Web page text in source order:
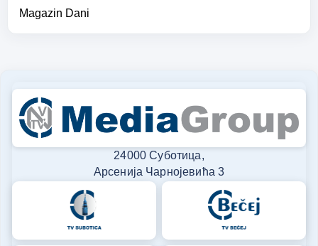
Magazin Dani
24000 Суботица,
Арсенија Чарнојевића 3